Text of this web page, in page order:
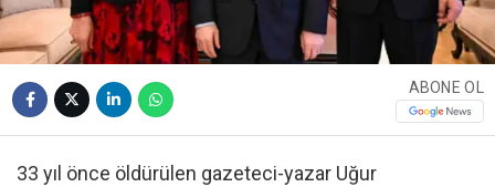
ABONE OL
33 yıl önce öldürülen gazeteci-yazar Uğur